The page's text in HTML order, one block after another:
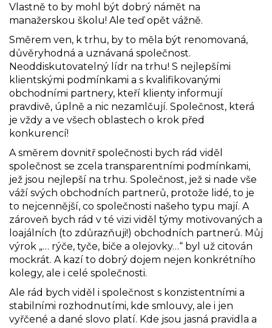
Vlastně to by mohl být dobrý námět na
manažerskou školu! Ale teď opět vážně.
Směrem ven, k trhu, by to měla být renomovaná,
důvěryhodná a uznávaná společnost.
Neoddiskutovatelný lídr na trhu! S nejlepšími
klientskými podmínkami a s kvalifikovanými
obchodními partnery, kteří klienty informují
pravdivě, úplně a nic nezamlčují. Společnost, která
je vždy a ve všech oblastech o krok před
konkurencí!
A směrem dovnitř společnosti bych rád viděl
společnost se zcela transparentními podmínkami,
jež jsou nejlepší na trhu. Společnost, jež si nade vše
váží svých obchodních partnerů, protože lidé, to je
to nejcennější, co společnosti našeho typu mají. A
zároveň bych rád v té vizi viděl týmy motivovaných a
loajálních (to zdůrazňuji!) obchodních partnerů. Můj
výrok „… rýče, tyče, biče a olejovky…“ byl už citován
mockrát. A kazí to dobrý dojem nejen konkrétního
kolegy, ale i celé společnosti.
Ale rád bych viděl i společnost s konzistentními a
stabilními rozhodnutími, kde smlouvy, ale i jen
vyřčené a dané slovo platí. Kde jsou jasná pravidla a